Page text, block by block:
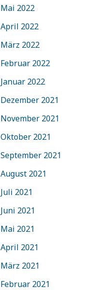
Mai 2022
April 2022
März 2022
Februar 2022
Januar 2022
Dezember 2021
November 2021
Oktober 2021
September 2021
August 2021
Juli 2021
Juni 2021
Mai 2021
April 2021
März 2021
Februar 2021